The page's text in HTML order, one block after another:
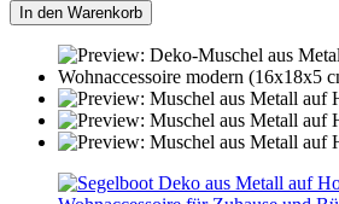
In den Warenkorb